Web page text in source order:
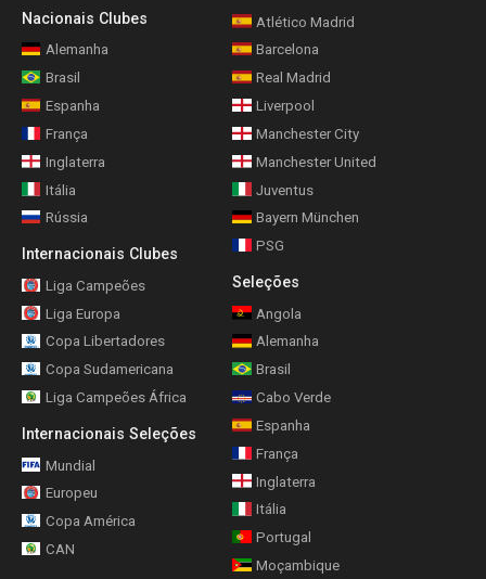
Nacionais Clubes
Alemanha
Brasil
Espanha
França
Inglaterra
Itália
Rússia
Internacionais Clubes
Liga Campeões
Liga Europa
Copa Libertadores
Copa Sudamericana
Liga Campeões África
Internacionais Seleções
Mundial
Europeu
Copa América
CAN
Atlético Madrid
Barcelona
Real Madrid
Liverpool
Manchester City
Manchester United
Juventus
Bayern München
PSG
Seleções
Angola
Alemanha
Brasil
Cabo Verde
Espanha
França
Inglaterra
Itália
Portugal
Moçambique